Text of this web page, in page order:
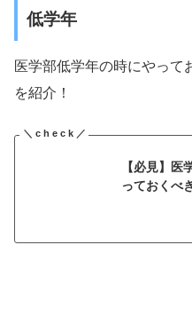
低学年
医学部低学年の時にやって
を紹介！
【必見】医
っておくべ